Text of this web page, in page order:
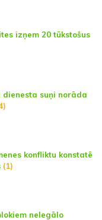
izņem 20 tūkstošus
suņi norāda
konfliktu konstatē
(1)
nelegālo